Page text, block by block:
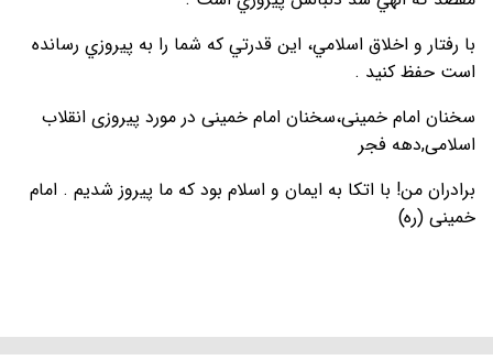
با رفتار و اخلاق اسلامي، اين قدرتي كه شما را به پيروزي رسانده
است حفظ كنيد .
سخنان امام خمینی،سخنان امام خمینی در مورد پیروزی انقلاب
اسلامی,دهه فجر
برادران من! با اتكا به ايمان و اسلام بود كه ما پيروز شديم . امام
خمینی (ره)